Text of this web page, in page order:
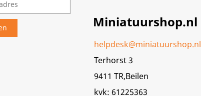
Miniatuurshop.nl
helpdesk@miniatuurshop.nl
Terhorst 3
9411 TR,Beilen
kvk: 61225363